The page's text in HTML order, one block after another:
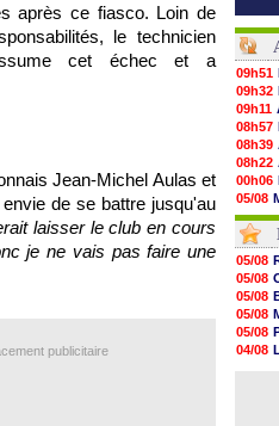
après ce fiasco. Loin de
le technicien
cet échec et a
Jean-Michel Aulas et
de se battre jusqu'au
laisser le club en cours
je ne vais pas faire une
publicitaire
09h51
09h32
09h11
08h57
08h39
08h22
00h06
05/08
05/08
05/08
05/08
05/08
05/08
05/08
05/08
05/08
05/08
05/08
05/08
05/08
05/08
05/08
04/08